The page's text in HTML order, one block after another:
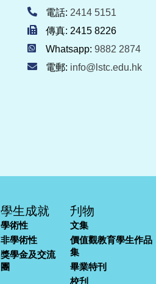
電話: 2414 5151
傳真: 2415 8226
Whatsapp: 9882 2874
電郵: info@lstc.edu.hk
學生成就
學術性
非學術性
獎學金及交流
團
刋物
文集
價值觀教育學生作品
集
畢業特刊
校刋